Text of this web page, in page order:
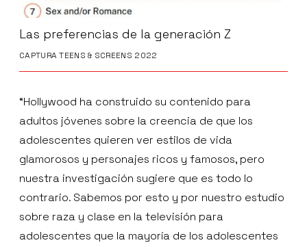
Las preferencias de la generación Z
CAPTURA TEENS & SCREENS 2022
“Hollywood ha construido su contenido para
adultos jóvenes sobre la creencia de que los
adolescentes quieren ver estilos de vida
glamorosos y personajes ricos y famosos, pero
nuestra investigación sugiere que es todo lo
contrario. Sabemos por esto y por nuestro estudio
sobre raza y clase en la televisión para
adolescentes que la mayoría de los adolescentes